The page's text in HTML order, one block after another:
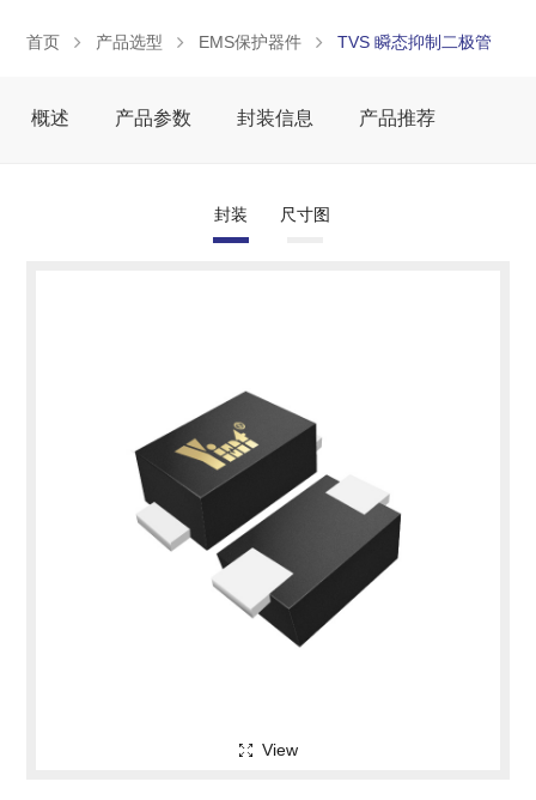
首页 产品选型 EMS保护器件 TVS 瞬态抑制二极管
概述 产品参数 封装信息 产品推荐
封装 尺寸图
View